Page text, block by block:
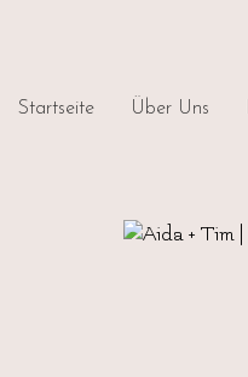
Startseite Über Uns